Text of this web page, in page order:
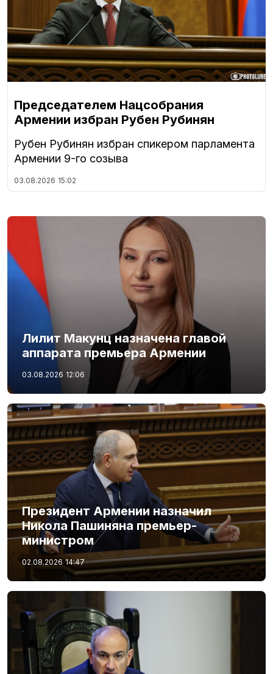
Председателем Нацсобрания
Армении избран Рубен Рубинян
Рубен Рубинян избран спикером парламента
Армении 9-го созыва
03.08.2026 15:02
Лилит Макунц назначена главой
аппарата премьера Армении
03.08.2026 12:06
Президент Армении назначил
Никола Пашиняна премьер-
министром
02.08.2026 14:47